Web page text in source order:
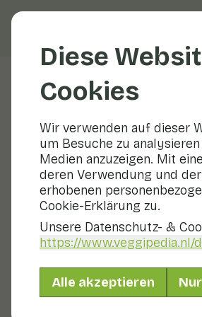
Diese
Cookies
Wir verwenden auf dieser
um Besuche zu
Medien anzuzeigen. Mit
deren Verwendung und
erhobenen
Cookie-Erklärung zu.
Unsere Datenschutz- &
https://www.veggipedia.nl/
Alle akzeptieren